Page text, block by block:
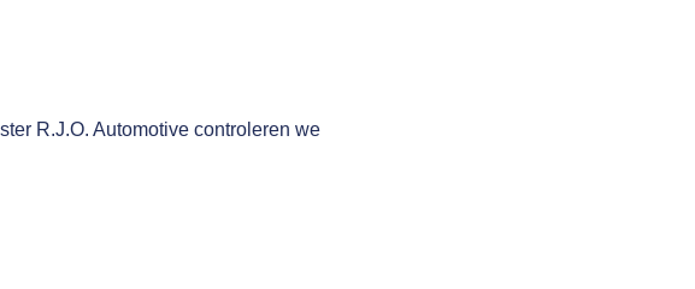
R.J.O. Automotive controleren we